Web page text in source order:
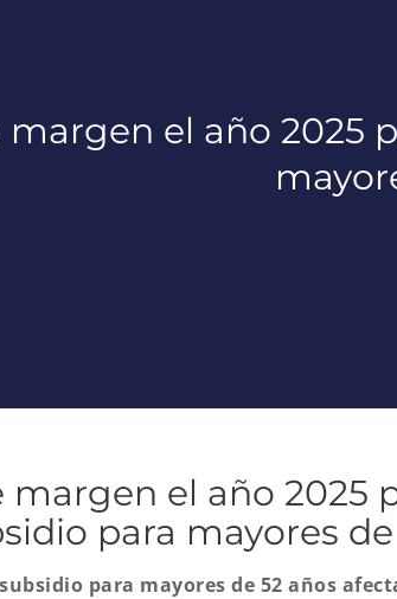
margen el año 2025
margen el año 2025
para mayores de
para mayores de 52 años